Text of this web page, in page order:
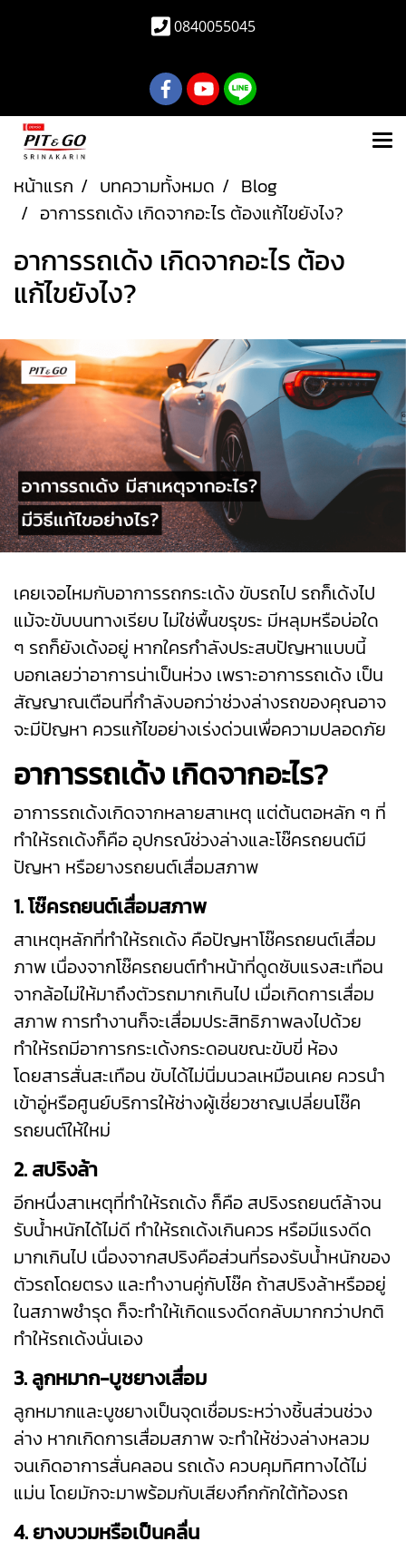
0840055045
หน้าแรก บทความทั้งหมด
Blog
อาการรถเด้ง เกิดจากอะไร ต้องแก้ไขยังไง?
อาการรถเด้ง เกิดจากอะไร ต้อง
แก้ไขยังไง?
เคยเจอไหมกับอาการรถกระเด้ง ขับรถไป รถก็เด้งไป
แม้จะขับบนทางเรียบ ไม่ใช่พื้นขรุขระ มีหลุมหรือบ่อใด
ๆ รถก็ยังเด้งอยู่ หากใครกำลังประสบปัญหาแบบนี้
บอกเลยว่าอาการน่าเป็นห่วง เพราะอาการรถเด้ง เป็น
สัญญาณเตือนที่กำลังบอกว่าช่วงล่างรถของคุณอาจ
จะมีปัญหา ควรแก้ไขอย่างเร่งด่วนเพื่อความปลอดภัย
อาการรถเด้ง เกิดจากอะไร?
อาการรถเด้งเกิดจากหลายสาเหตุ แต่ต้นตอหลัก ๆ ที่
ทำให้รถเด้งก็คือ อุปกรณ์ช่วงล่างและโช๊ครถยนต์มี
ปัญหา หรือยางรถยนต์เสื่อมสภาพ
1. โช๊ครถยนต์เสื่อมสภาพ
สาเหตุหลักที่ทำให้รถเด้ง คือปัญหาโช๊ครถยนต์เสื่อม
ภาพ เนื่องจากโช๊ครถยนต์ทำหน้าที่ดูดซับแรงสะเทือน
จากล้อไม่ให้มาถึงตัวรถมากเกินไป เมื่อเกิดการเสื่อม
สภาพ การทำงานก็จะเสื่อมประสิทธิภาพลงไปด้วย
ทำให้รถมีอาการกระเด้งกระดอนขณะขับขี่ ห้อง
โดยสารสั่นสะเทือน ขับได้ไม่นิ่มนวลเหมือนเคย ควรนำ
เข้าอู่หรือศูนย์บริการให้ช่างผู้เชี่ยวชาญเปลี่ยนโช๊ค
รถยนต์ให้ใหม่
2. สปริงล้า
อีกหนึ่งสาเหตุที่ทำให้รถเด้ง ก็คือ สปริงรถยนต์ล้าจน
รับน้ำหนักได้ไม่ดี ทำให้รถเด้งเกินควร หรือมีแรงดีด
มากเกินไป เนื่องจากสปริงคือส่วนที่รองรับน้ำหนักของ
ตัวรถโดยตรง และทำงานคู่กับโช๊ค ถ้าสปริงล้าหรืออยู่
ในสภาพชำรุด ก็จะทำให้เกิดแรงดีดกลับมากกว่าปกติ
ทำให้รถเด้งนั่นเอง
3. ลูกหมาก-บูชยางเสื่อม
ลูกหมากและบูชยางเป็นจุดเชื่อมระหว่างชิ้นส่วนช่วง
ล่าง หากเกิดการเสื่อมสภาพ จะทำให้ช่วงล่างหลวม
จนเกิดอาการสั่นคลอน รถเด้ง ควบคุมทิศทางได้ไม่
แม่น โดยมักจะมาพร้อมกับเสียงกึกกักใต้ท้องรถ
4. ยางบวมหรือเป็นคลื่น